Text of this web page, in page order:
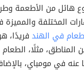
هائل من الأطعمة
المختلفة
في الهندفريدًا،
المناطق، مثلًا،
في مومباي،